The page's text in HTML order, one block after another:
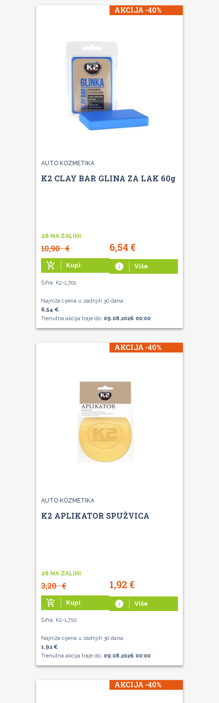
AKCIJA -40%
AUTO KOZMETIKA
K2 CLAY BAR GLINA ZA LAK 60g
26 NA ZALIHI
10,90€ 6,54€
add_shopping_cart Kupi info Više
Šifra: K2-L701
Najniža cijena u zadnjih 30 dana:
6,54 €
Trenutna akcija traje do: 09.08.2026 00:00
AKCIJA -40%
AUTO KOZMETIKA
K2 APLIKATOR SPUŽVICA
26 NA ZALIHI
3,20€ 1,92€
add_shopping_cart Kupi info Više
Šifra: K2-L710
Najniža cijena u zadnjih 30 dana:
1,92 €
Trenutna akcija traje do: 09.08.2026 00:00
AKCIJA -40%